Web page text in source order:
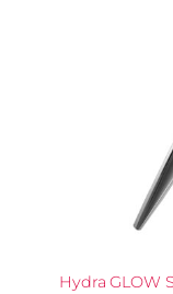
Hydra GLOW